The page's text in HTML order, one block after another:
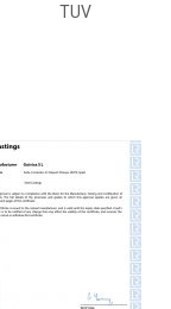
TUV